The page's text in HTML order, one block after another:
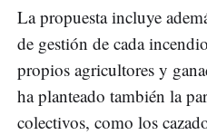
La propuesta incluye
de gestión de cada
propios agricultores y
ha planteado también la
colectivos, como los